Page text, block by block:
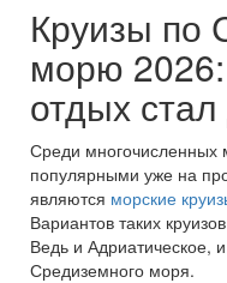
Круизы по
морю
отдых
Среди многочисленных
популярными уже на
являются морские
Вариантов таких
Ведь и Адриатическое,
Средиземного моря.